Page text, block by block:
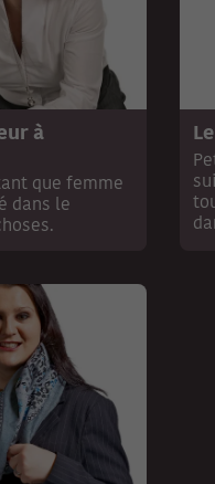
à
que femme
dans le